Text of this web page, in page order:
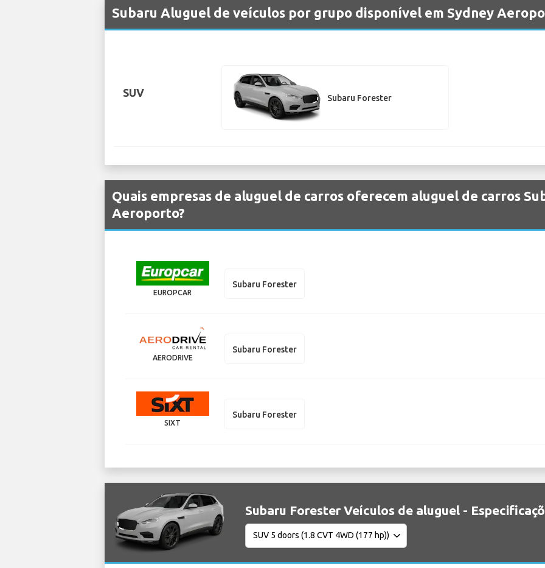
Subaru Aluguel de veículos por grupo disponível em Sydney
SUV Subaru Forester
Quais empresas de aluguel de carros oferecem aluguel de carros
Aeroporto?
EUROPCAR
Subaru Forester
AERODRIVE
Subaru Forester
SIXT
Subaru Forester
Subaru Forester Veículos de aluguel -